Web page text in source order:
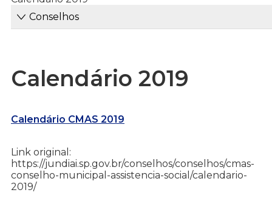
Conselhos
Calendário 2019
Calendário CMAS 2019
Link original:
https://jundiai.sp.gov.br/conselhos/conselhos/cmas-
conselho-municipal-assistencia-social/calendario-
2019/